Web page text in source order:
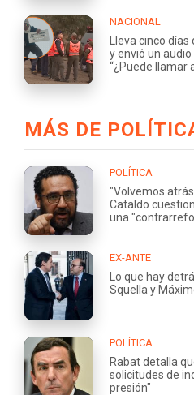
NACIONAL
Lleva cinco
y envió un
“¿Puede llamar
MÁS DE
POLÍTICA
"Volvemos
Cataldo
una
EX-ANTE
Lo que hay
Squella y
POLÍTICA
Rabat detalla
solicitudes de
presión"